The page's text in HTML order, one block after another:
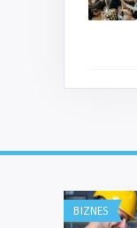
BIZNES